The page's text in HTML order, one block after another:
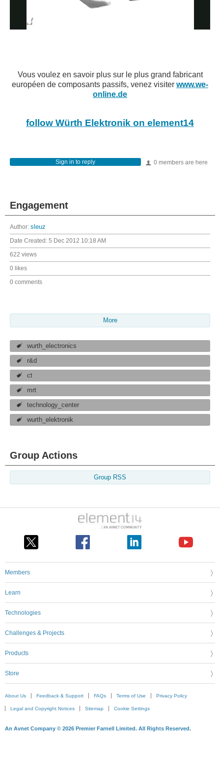
Vous voulez en savoir plus sur le plus grand fabricant
européen de composants passifs, venez visiter www.we-
online.de
follow Würth Elektronik on element14
0 members are here
Sign in to reply
Engagement
Author: sleuz
Date Created: 5 Dec 2012 10:18 AM
622 views
0 likes
0 comments
More
wurth_electronics
r&d
ct
mrt
technology_center
wurth_elektronik
Group Actions
Group RSS
Members
Learn
Technologies
Challenges & Projects
Products
Store
About Us Feedback & Support FAQs Terms of Use Privacy Policy
Legal and Copyright Notices Sitemap Cookie Settings
An Avnet Company © 2026 Premier Farnell Limited. All Rights Reserved.